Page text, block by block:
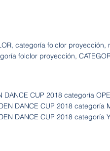
categoría folclor
folclor proyección,
DANCE CUP 2018 categoría
DANCE CUP 2018 categoría
DANCE CUP 2018 categoría